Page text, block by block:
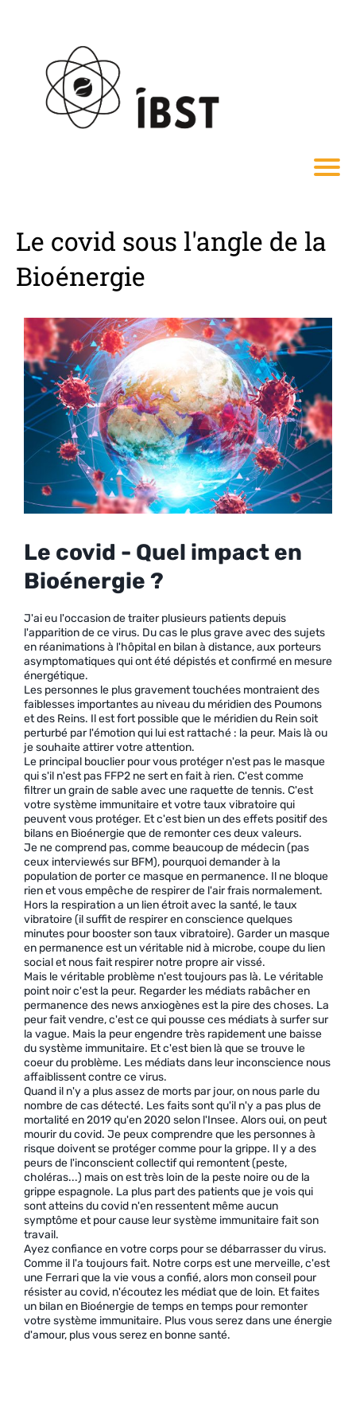
Le covid sous l'angle de la
Bioénergie
Le covid - Quel impact en
Bioénergie ?
J'ai eu l'occasion de traiter plusieurs patients depuis
l'apparition de ce virus. Du cas le plus grave avec des sujets
en réanimations à l'hôpital en bilan à distance, aux porteurs
asymptomatiques qui ont été dépistés et confirmé en mesure
énergétique.
Les personnes le plus gravement touchées montraient des
faiblesses importantes au niveau du méridien des Poumons
et des Reins. Il est fort possible que le méridien du Rein soit
perturbé par l'émotion qui lui est rattaché : la peur. Mais là ou
je souhaite attirer votre attention.
Le principal bouclier pour vous protéger n'est pas le masque
qui s'il n'est pas FFP2 ne sert en fait à rien. C'est comme
filtrer un grain de sable avec une raquette de tennis. C'est
votre système immunitaire et votre taux vibratoire qui
peuvent vous protéger. Et c'est bien un des effets positif des
bilans en Bioénergie que de remonter ces deux valeurs.
Je ne comprend pas, comme beaucoup de médecin (pas
ceux interviewés sur BFM), pourquoi demander à la
population de porter ce masque en permanence. Il ne bloque
rien et vous empêche de respirer de l'air frais normalement.
Hors la respiration a un lien étroit avec la santé, le taux
vibratoire (il suffit de respirer en conscience quelques
minutes pour booster son taux vibratoire). Garder un masque
en permanence est un véritable nid à microbe, coupe du lien
social et nous fait respirer notre propre air vissé.
Mais le véritable problème n'est toujours pas là. Le véritable
point noir c'est la peur. Regarder les médiats rabâcher en
permanence des news anxiogènes est la pire des choses. La
peur fait vendre, c'est ce qui pousse ces médiats à surfer sur
la vague. Mais la peur engendre très rapidement une baisse
du système immunitaire. Et c'est bien là que se trouve le
coeur du problème. Les médiats dans leur inconscience nous
affaiblissent contre ce virus.
Quand il n'y a plus assez de morts par jour, on nous parle du
nombre de cas détecté. Les faits sont qu'il n'y a pas plus de
mortalité en 2019 qu'en 2020 selon l'Insee. Alors oui, on peut
mourir du covid. Je peux comprendre que les personnes à
risque doivent se protéger comme pour la grippe. Il y a des
peurs de l'inconscient collectif qui remontent (peste,
choléras...) mais on est très loin de la peste noire ou de la
grippe espagnole. La plus part des patients que je vois qui
sont atteins du covid n'en ressentent même aucun
symptôme et pour cause leur système immunitaire fait son
travail.
Ayez confiance en votre corps pour se débarrasser du virus.
Comme il l'a toujours fait. Notre corps est une merveille, c'est
une Ferrari que la vie vous a confié, alors mon conseil pour
résister au covid, n'écoutez les médiat que de loin. Et faites
un bilan en Bioénergie de temps en temps pour remonter
votre système immunitaire. Plus vous serez dans une énergie
d'amour, plus vous serez en bonne santé.